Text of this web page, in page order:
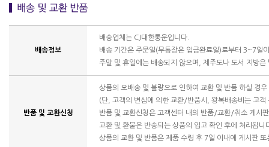
배송정보
배송업체는 CJ대한통운입니다.
배송 기간은 주문일(무통장은 입금완료일)로부터 3~7일
주말 및 휴일에는 배송되지 않으며, 제주도나 도서 지방은
반품 및 교환신청
상품의 오배송 및 불량으로 인하여 교환 및 반품 하실 경
(단, 고객의 변심에 의한 교환/반품시, 왕복배송비는 고객
반품 및 교환신청은 고객센터 내의 반품/교환/취소 게시
교환 및 환불은 반송되는 상품의 입고 확인 후에 처리됩니
상품의 교환 및 반품은 제품 수령 후 7일 이내에 게시판